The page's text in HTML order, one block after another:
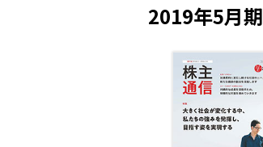
2019年5月期